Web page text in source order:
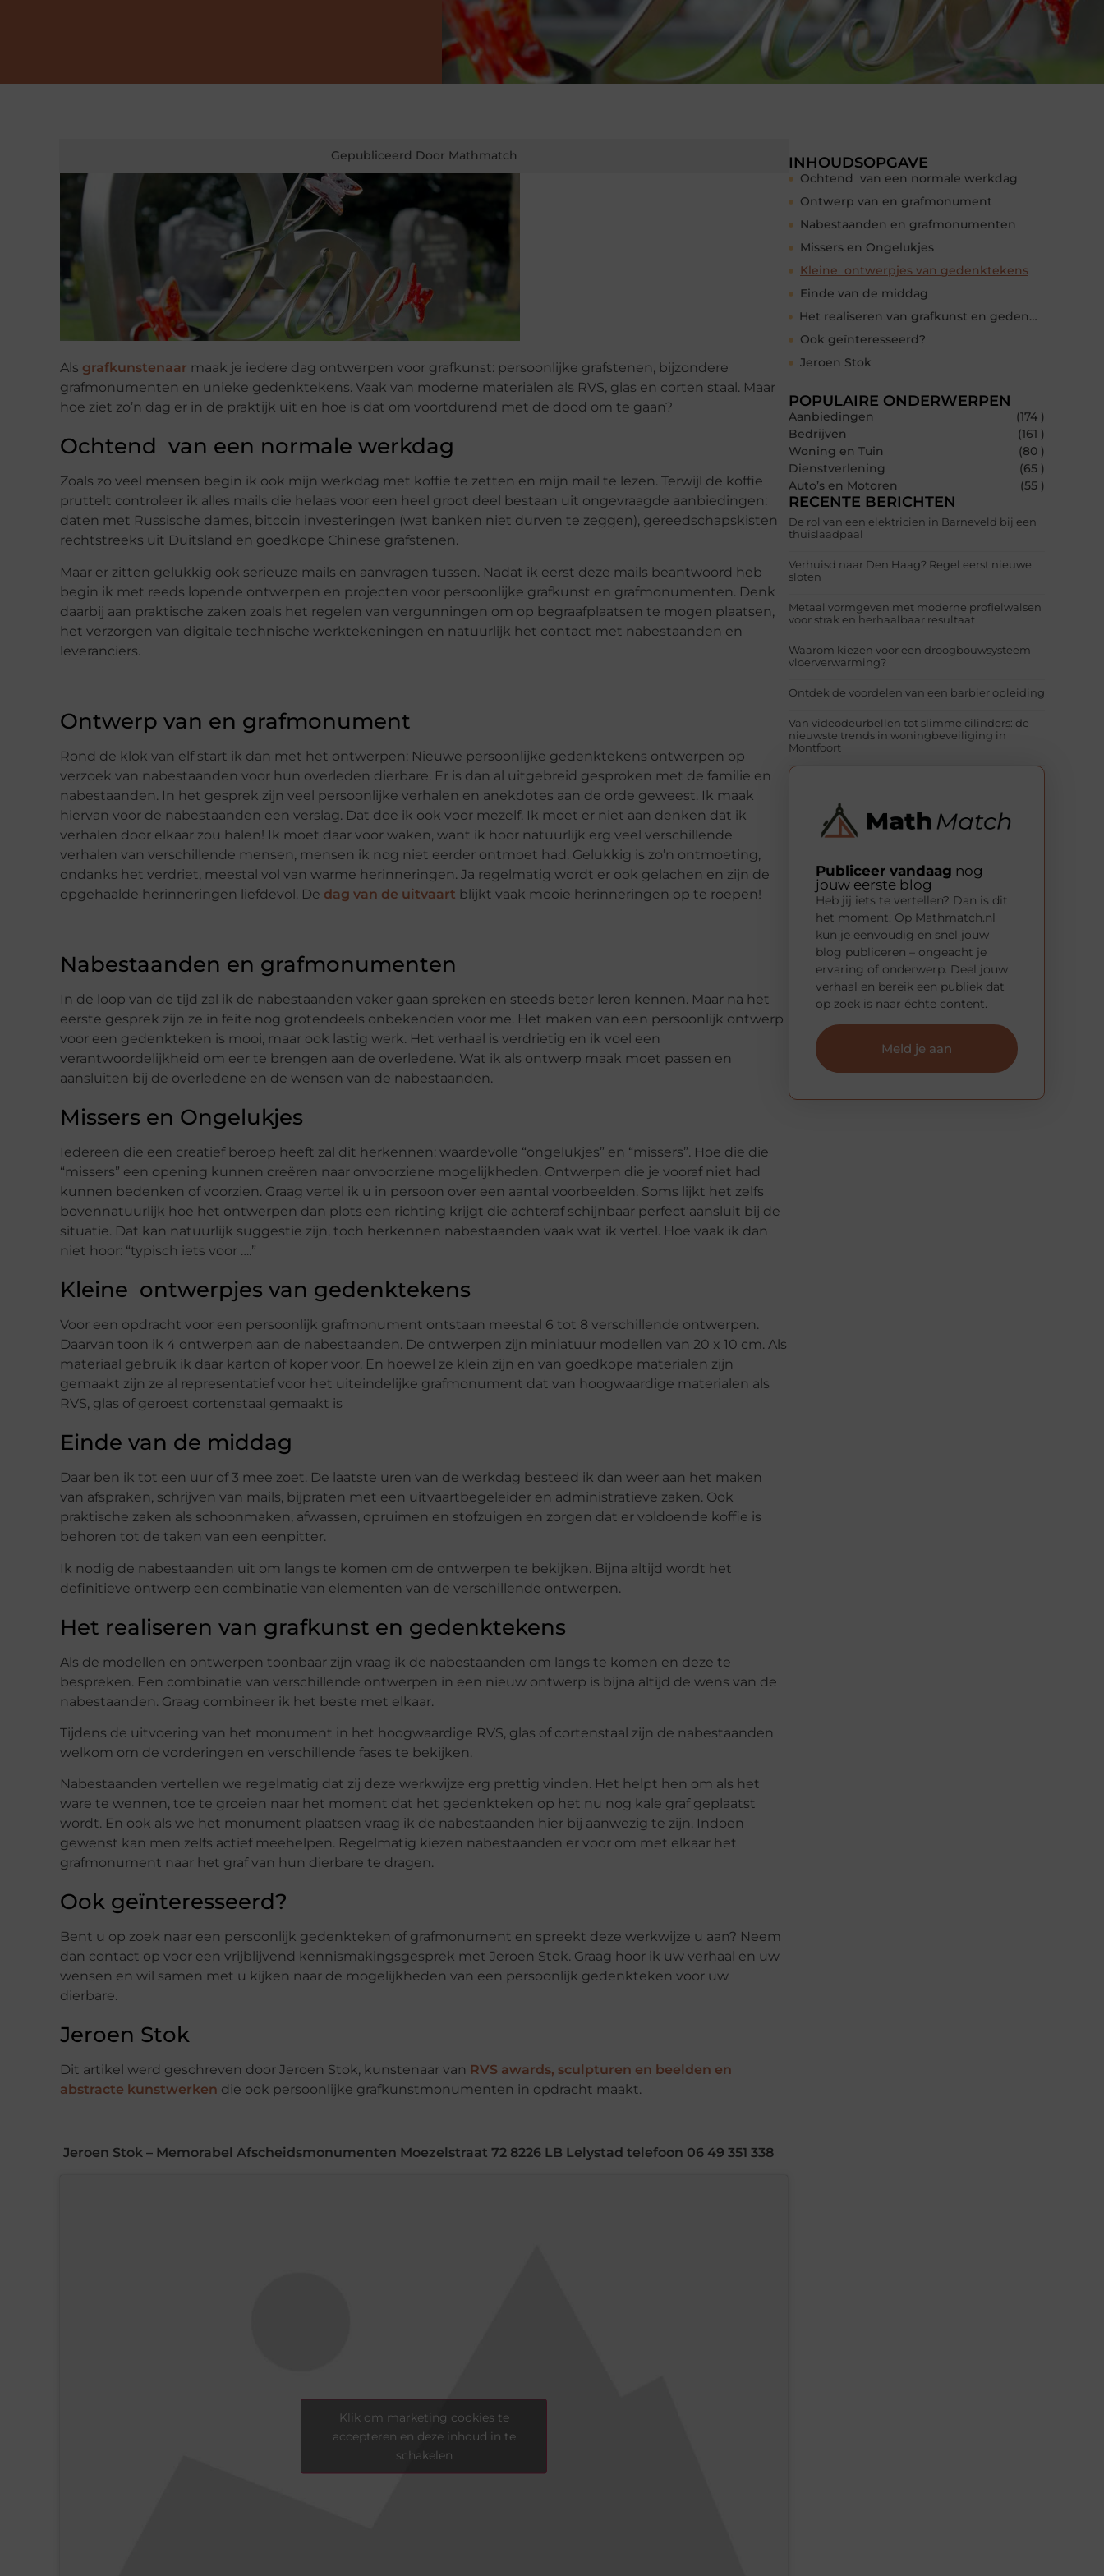
Gepubliceerd Door Mathmatch
Als grafkunstenaar maak je iedere dag ontwerpen voor grafkunst: persoonlijke grafstenen, bijzondere
grafmonumenten en unieke gedenktekens. Vaak van moderne materialen als RVS, glas en corten staal. Maar
hoe ziet zo’n dag er in de praktijk uit en hoe is dat om voortdurend met de dood om te gaan?
Ochtend van een normale werkdag
Zoals zo veel mensen begin ik ook mijn werkdag met koffie te zetten en mijn mail te lezen. Terwijl de koffie
pruttelt controleer ik alles mails die helaas voor een heel groot deel bestaan uit ongevraagde aanbiedingen:
daten met Russische dames, bitcoin investeringen (wat banken niet durven te zeggen), gereedschapskisten
rechtstreeks uit Duitsland en goedkope Chinese grafstenen.
Maar er zitten gelukkig ook serieuze mails en aanvragen tussen. Nadat ik eerst deze mails beantwoord heb
begin ik met reeds lopende ontwerpen en projecten voor persoonlijke grafkunst en grafmonumenten. Denk
daarbij aan praktische zaken zoals het regelen van vergunningen om op begraafplaatsen te mogen plaatsen,
het verzorgen van digitale technische werktekeningen en natuurlijk het contact met nabestaanden en
leveranciers.
Ontwerp van en grafmonument
Rond de klok van elf start ik dan met het ontwerpen: Nieuwe persoonlijke gedenktekens ontwerpen op
verzoek van nabestaanden voor hun overleden dierbare. Er is dan al uitgebreid gesproken met de familie en
nabestaanden. In het gesprek zijn veel persoonlijke verhalen en anekdotes aan de orde geweest. Ik maak
hiervan voor de nabestaanden een verslag. Dat doe ik ook voor mezelf. Ik moet er niet aan denken dat ik
verhalen door elkaar zou halen! Ik moet daar voor waken, want ik hoor natuurlijk erg veel verschillende
verhalen van verschillende mensen, mensen ik nog niet eerder ontmoet had. Gelukkig is zo’n ontmoeting,
ondanks het verdriet, meestal vol van warme herinneringen. Ja regelmatig wordt er ook gelachen en zijn de
opgehaalde herinneringen liefdevol. De dag van de uitvaart blijkt vaak mooie herinneringen op te roepen!
Nabestaanden en grafmonumenten
In de loop van de tijd zal ik de nabestaanden vaker gaan spreken en steeds beter leren kennen. Maar na het
eerste gesprek zijn ze in feite nog grotendeels onbekenden voor me. Het maken van een persoonlijk ontwerp
voor een gedenkteken is mooi, maar ook lastig werk. Het verhaal is verdrietig en ik voel een
verantwoordelijkheid om eer te brengen aan de overledene. Wat ik als ontwerp maak moet passen en
aansluiten bij de overledene en de wensen van de nabestaanden.
Missers en Ongelukjes
Iedereen die een creatief beroep heeft zal dit herkennen: waardevolle “ongelukjes” en “missers”. Hoe die die
“missers” een opening kunnen creëren naar onvoorziene mogelijkheden. Ontwerpen die je vooraf niet had
kunnen bedenken of voorzien. Graag vertel ik u in persoon over een aantal voorbeelden. Soms lijkt het zelfs
bovennatuurlijk hoe het ontwerpen dan plots een richting krijgt die achteraf schijnbaar perfect aansluit bij de
situatie. Dat kan natuurlijk suggestie zijn, toch herkennen nabestaanden vaak wat ik vertel. Hoe vaak ik dan
niet hoor: “typisch iets voor ….”
Kleine ontwerpjes van gedenktekens
Voor een opdracht voor een persoonlijk grafmonument ontstaan meestal 6 tot 8 verschillende ontwerpen.
Daarvan toon ik 4 ontwerpen aan de nabestaanden. De ontwerpen zijn miniatuur modellen van 20 x 10 cm. Als
materiaal gebruik ik daar karton of koper voor. En hoewel ze klein zijn en van goedkope materialen zijn
gemaakt zijn ze al representatief voor het uiteindelijke grafmonument dat van hoogwaardige materialen als
RVS, glas of geroest cortenstaal gemaakt is
Einde van de middag
Daar ben ik tot een uur of 3 mee zoet. De laatste uren van de werkdag besteed ik dan weer aan het maken
van afspraken, schrijven van mails, bijpraten met een uitvaartbegeleider en administratieve zaken. Ook
praktische zaken als schoonmaken, afwassen, opruimen en stofzuigen en zorgen dat er voldoende koffie is
behoren tot de taken van een eenpitter.
Ik nodig de nabestaanden uit om langs te komen om de ontwerpen te bekijken. Bijna altijd wordt het
definitieve ontwerp een combinatie van elementen van de verschillende ontwerpen.
Het realiseren van grafkunst en gedenktekens
Als de modellen en ontwerpen toonbaar zijn vraag ik de nabestaanden om langs te komen en deze te
bespreken. Een combinatie van verschillende ontwerpen in een nieuw ontwerp is bijna altijd de wens van de
nabestaanden. Graag combineer ik het beste met elkaar.
Tijdens de uitvoering van het monument in het hoogwaardige RVS, glas of cortenstaal zijn de nabestaanden
welkom om de vorderingen en verschillende fases te bekijken.
Nabestaanden vertellen we regelmatig dat zij deze werkwijze erg prettig vinden. Het helpt hen om als het
ware te wennen, toe te groeien naar het moment dat het gedenkteken op het nu nog kale graf geplaatst
wordt. En ook als we het monument plaatsen vraag ik de nabestaanden hier bij aanwezig te zijn. Indoen
gewenst kan men zelfs actief meehelpen. Regelmatig kiezen nabestaanden er voor om met elkaar het
grafmonument naar het graf van hun dierbare te dragen.
Ook geïnteresseerd?
Bent u op zoek naar een persoonlijk gedenkteken of grafmonument en spreekt deze werkwijze u aan? Neem
dan contact op voor een vrijblijvend kennismakingsgesprek met Jeroen Stok. Graag hoor ik uw verhaal en uw
wensen en wil samen met u kijken naar de mogelijkheden van een persoonlijk gedenkteken voor uw
dierbare.
Jeroen Stok
Dit artikel werd geschreven door Jeroen Stok, kunstenaar van RVS awards, sculpturen en beelden en
abstracte kunstwerken die ook persoonlijke grafkunstmonumenten in opdracht maakt.
Jeroen Stok – Memorabel Afscheidsmonumenten Moezelstraat 72 8226 LB Lelystad telefoon 06 49 351 338
Klik om marketing cookies te
accepteren en deze inhoud in te
schakelen
INHOUDSOPGAVE
Ochtend van een normale werkdag
Ontwerp van en grafmonument
Nabestaanden en grafmonumenten
Missers en Ongelukjes
Kleine ontwerpjes van gedenktekens
Einde van de middag
Het realiseren van grafkunst en gedenktekens
Ook geïnteresseerd?
Jeroen Stok
POPULAIRE ONDERWERPEN
Aanbiedingen
(174 )
Bedrijven
(161 )
Woning en Tuin
(80 )
Dienstverlening
(65 )
Auto’s en Motoren
(55 )
RECENTE BERICHTEN
De rol van een elektricien in Barneveld bij een
thuislaadpaal
Verhuisd naar Den Haag? Regel eerst nieuwe
sloten
Metaal vormgeven met moderne profielwalsen
voor strak en herhaalbaar resultaat
Waarom kiezen voor een droogbouwsysteem
vloerverwarming?
Ontdek de voordelen van een barbier opleiding
Van videodeurbellen tot slimme cilinders: de
nieuwste trends in woningbeveiliging in
Montfoort
Publiceer vandaag nog
jouw eerste blog
Heb jij iets te vertellen? Dan is dit
het moment. Op Mathmatch.nl
kun je eenvoudig en snel jouw
blog publiceren – ongeacht je
ervaring of onderwerp. Deel jouw
verhaal en bereik een publiek dat
op zoek is naar échte content.
Meld je aan